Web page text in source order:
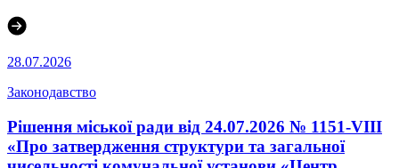
28.07.2026
Законодавство
Рішення міської ради від 24.07.2026 № 1151-VIII
«Про затвердження структури та загальної